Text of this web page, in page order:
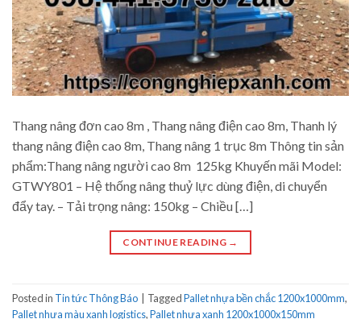
Thang nâng đơn cao 8m , Thang nâng điện cao 8m, Thanh lý
thang nâng điện cao 8m, Thang nâng 1 trục 8m Thông tin sản
phẩm:Thang nâng người cao 8m 125kg Khuyến mãi Model:
GTWY801 – Hệ thống nâng thuỷ lực dùng điện, di chuyển
đẩy tay. – Tải trọng nâng: 150kg – Chiều […]
CONTINUE READING →
Posted in Tin tức Thông Báo | TaggedPallet nhựa bền chắc 1200x1000mm,
Pallet nhựa màu xanh logistics,Pallet nhựa xanh 1200x1000x150mm